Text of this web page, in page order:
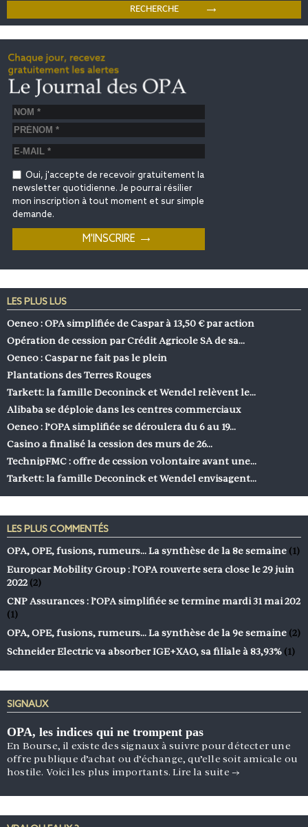
Oui, j'accepte de recevoir gratuitement la
newsletter quotidienne. Je pourrai résilier
mon inscription à tout moment et sur simple
demande.
LES PLUS LUS
Oeneo : OPA simplifiée de Caspar à 13,50 € par action
Opération de cession par Crédit Agricole SA de sa…
Oeneo : Caspar ne fait pas le plein
Plantations des Terres Rouges
Tarkett: la famille Deconinck et Wendel relèvent le…
Alibaba se déploie dans les centres commerciaux
Oeneo : l’OPA simplifiée se déroulera du 6 au 19…
Casino a finalisé la cession des murs de 26…
TechnipFMC : offre de cession volontaire avant une…
Tarkett: la famille Deconinck et Wendel envisagent…
LES PLUS COMMENTÉS
OPA, OPE, fusions, rumeurs… La synthèse de la 8e semaine (1)
Europcar Mobility Group : l’OPA rouverte sera close le 29 juin
2022 (2)
CNP Assurances : l’OPA simplifiée se termine mardi 31 mai 202
(1)
OPA, OPE, fusions, rumeurs… La synthèse de la 9e semaine (2)
Schneider Electric va absorber IGE+XAO, sa filiale à 83,93% (1)
SIGNAUX
OPA, les indices qui ne trompent pas
En Bourse, il existe des signaux à suivre pour détecter une
offre publique d’achat ou d’échange, qu’elle soit amicale ou
hostile. Voici les plus importants.Lire la suite →